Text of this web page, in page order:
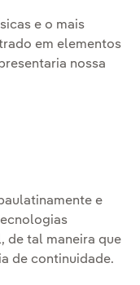
e o mais
em elementos
nossa
e
de tal maneira que
de continuidade.